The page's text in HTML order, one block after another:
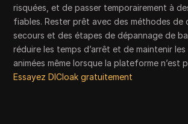
risquées, et de passer temporairement à
fiables. Rester prêt avec des méthodes de
secours et des étapes de dépannage de
réduire les temps d’arrêt et de maintenir
animées même lorsque la plateforme n’est
Essayez DICloak gratuitement